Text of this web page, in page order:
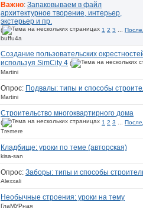
Важно: Запаковываем в файл
архитектурное творение, интерьер,
экстерьер и пр.
( 1 2 3
buffu4a
Создание пользовательских
используя SimCity 4 (
Martini
Опрос: Подвалы: типы и способы
Martini
Строительство многоквартирного дома
( 1 2 3
Tremere
Кладбище: уроки по теме (авторская)
kisa-san
Опрос: Заборы: типы и способы
Alexxali
Необычные строения: уроки на тему
ГлаМУРная